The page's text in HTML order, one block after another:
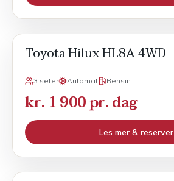
Toyota Hilux HL8A 4WD
3 seter Automat Bensin
kr. 1 900 pr. dag
Les mer & reserver